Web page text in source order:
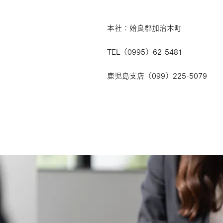
本社：姶良郡加治木町
TEL（0995）62-5481
鹿児島支店（099）225-5079